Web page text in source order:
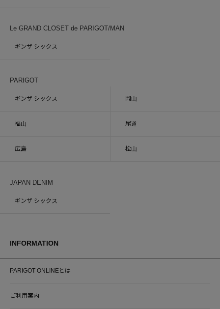
Le GRAND CLOSET de PARIGOT/MAN
ギンザ シックス
PARIGOT
ギンザ シックス 岡山
福山 尾道
広島 松山
JAPAN DENIM
ギンザ シックス
INFORMATION
PARIGOT ONLINEとは
ご利用案内